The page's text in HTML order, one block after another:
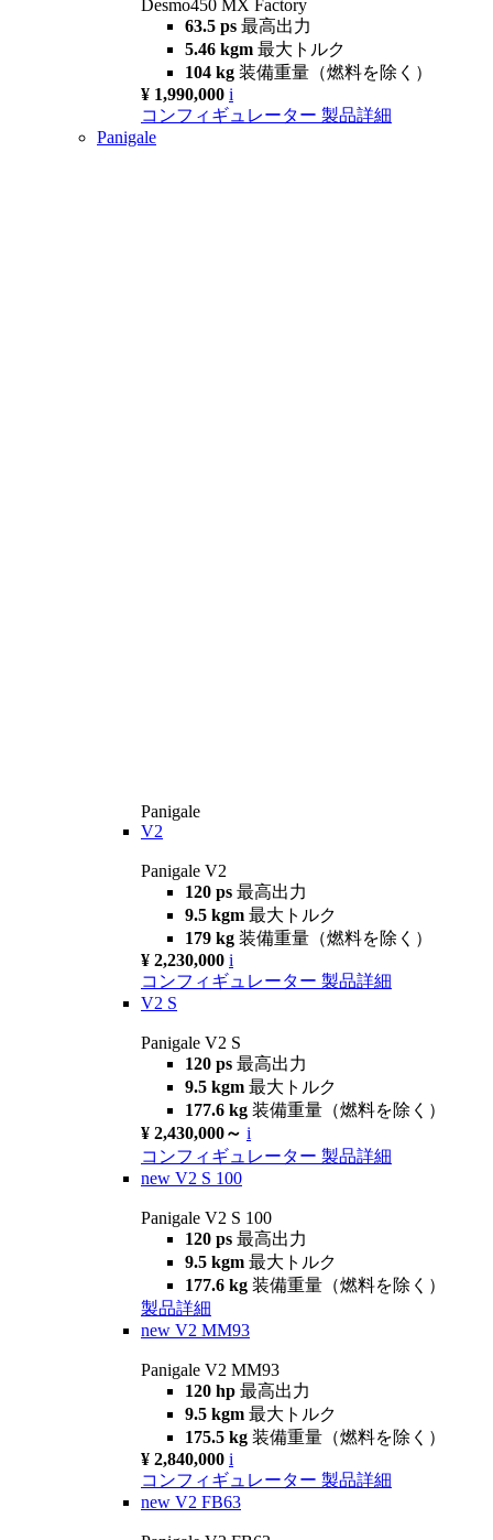
Desmo450 MX Factory
63.5 ps 最高出力
5.46 kgm 最大トルク
104 kg 装備重量（燃料を除く）
¥ 1,990,000 i
コンフィギュレーター 製品詳細
Panigale
Panigale
V2
Panigale V2
120 ps 最高出力
9.5 kgm 最大トルク
179 kg 装備重量（燃料を除く）
¥ 2,230,000 i
コンフィギュレーター 製品詳細
V2 S
Panigale V2 S
120 ps 最高出力
9.5 kgm 最大トルク
177.6 kg 装備重量（燃料を除く）
¥ 2,430,000～ i
コンフィギュレーター 製品詳細
new V2 S 100
Panigale V2 S 100
120 ps 最高出力
9.5 kgm 最大トルク
177.6 kg 装備重量（燃料を除く）
製品詳細
new V2 MM93
Panigale V2 MM93
120 hp 最高出力
9.5 kgm 最大トルク
175.5 kg 装備重量（燃料を除く）
¥ 2,840,000 i
コンフィギュレーター 製品詳細
new V2 FB63